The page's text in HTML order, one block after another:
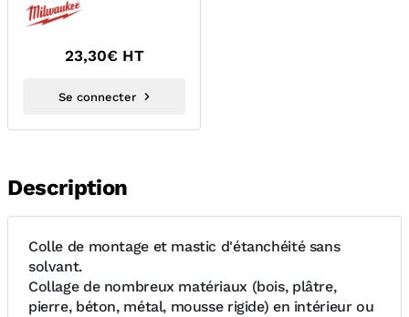
4932478763
23,30€ HT
Se connecter
Description
Colle de montage et mastic d'étanchéité sans
solvant.
Collage de nombreux matériaux (bois, plâtre,
pierre, béton, métal, mousse rigide) en intérieur ou